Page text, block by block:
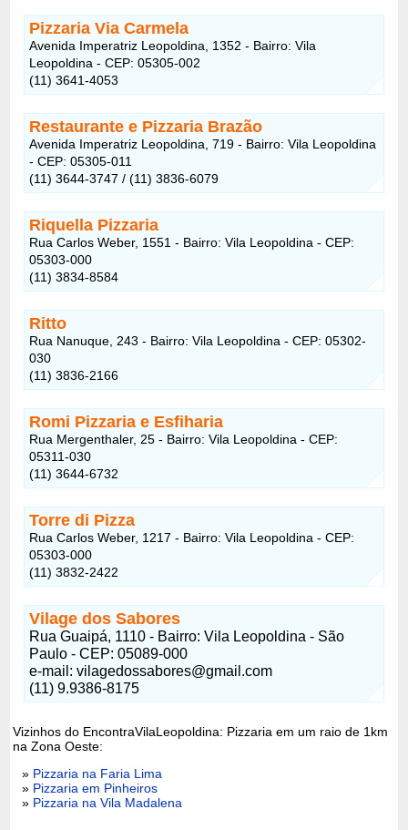
Pizzaria Via Carmela
Avenida Imperatriz Leopoldina, 1352 - Bairro: Vila
Leopoldina - CEP: 05305-002
(11) 3641-4053
Restaurante e Pizzaria Brazão
Avenida Imperatriz Leopoldina, 719 - Bairro: Vila Leopoldina
- CEP: 05305-011
(11) 3644-3747 / (11) 3836-6079
Riquella Pizzaria
Rua Carlos Weber, 1551 - Bairro: Vila Leopoldina - CEP:
05303-000
(11) 3834-8584
Ritto
Rua Nanuque, 243 - Bairro: Vila Leopoldina - CEP: 05302-
030
(11) 3836-2166
Romi Pizzaria e Esfiharia
Rua Mergenthaler, 25 - Bairro: Vila Leopoldina - CEP:
05311-030
(11) 3644-6732
Torre di Pizza
Rua Carlos Weber, 1217 - Bairro: Vila Leopoldina - CEP:
05303-000
(11) 3832-2422
Vilage dos Sabores
Rua Guaipá, 1110 - Bairro: Vila Leopoldina - São
Paulo - CEP: 05089-000
e-mail: vilagedossabores@gmail.com
(11) 9.9386-8175
Vizinhos do EncontraVilaLeopoldina: Pizzaria em um raio de 1km
na Zona Oeste:
» Pizzaria na Faria Lima
» Pizzaria em Pinheiros
» Pizzaria na Vila Madalena